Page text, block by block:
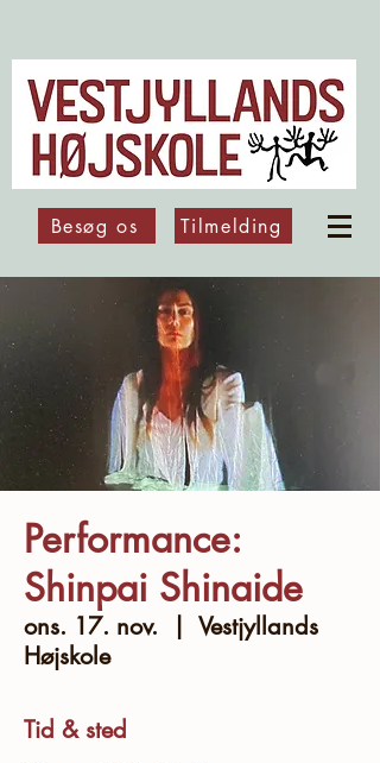
Besøg os Tilmelding
Performance:
Shinpai Shinaide
ons. 17. nov.
  |
Vestjyllands
Højskole
Tid & sted